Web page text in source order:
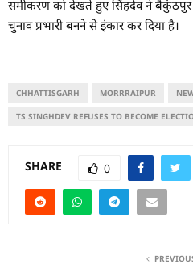
समीकरण को देखते हुए सिंहदेव ने बैकुंठपुर
चुनाव प्रभारी बनने से इंकार कर दिया है।
CHHATTISGARH MORRRAIPUR
TS SINGHDEV REFUSES TO BECOME
SHARE 0